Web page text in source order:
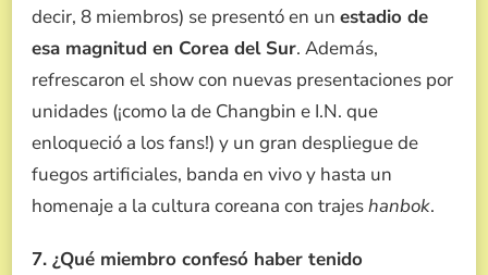
decir, 8 miembros) se presentó en un estadio de
esa magnitud en Corea del Sur. Además,
refrescaron el show con nuevas presentaciones por
unidades (¡como la de Changbin e I.N. que
enloqueció a los fans!) y un gran despliegue de
fuegos artificiales, banda en vivo y hasta un
homenaje a la cultura coreana con trajeshanbok.
7. ¿Qué miembro confesó haber tenido